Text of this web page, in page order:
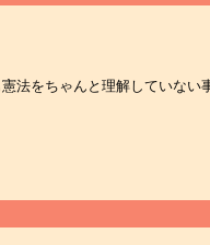
法をちゃんと理解していない